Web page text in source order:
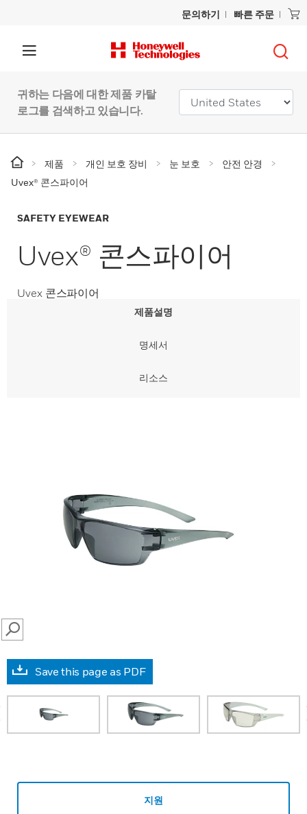
문의하기 빠른 주문
귀하는 다음에 대한 제품 카탈
로그를 검색하고 있습니다.
제품 개인 보호 장비 눈 보호
안전 안경
Uvex® 콘스파이어
SAFETY EYEWEAR
Uvex® 콘스파이어
Uvex 콘스파이어
제품설명
명세서
리소스
SEARCH
Save this page as PDF
지원